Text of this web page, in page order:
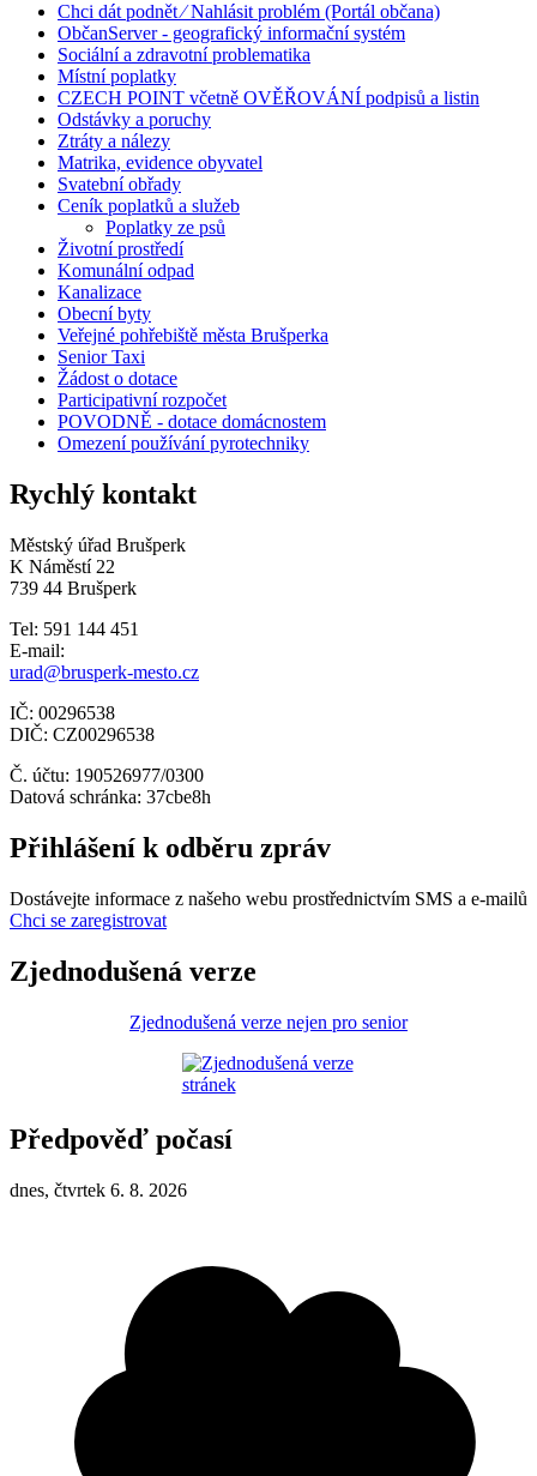
Chci dát podnět ⁄ Nahlásit problém (Portál občana)
ObčanServer - geografický informační systém
Sociální a zdravotní problematika
Místní poplatky
CZECH POINT včetně OVĚŘOVÁNÍ podpisů a listin
Odstávky a poruchy
Ztráty a nálezy
Matrika, evidence obyvatel
Svatební obřady
Ceník poplatků a služeb
Poplatky ze psů
Životní prostředí
Komunální odpad
Kanalizace
Obecní byty
Veřejné pohřebiště města Brušperka
Senior Taxi
Žádost o dotace
Participativní rozpočet
POVODNĚ - dotace domácnostem
Omezení používání pyrotechniky
Rychlý kontakt
Městský úřad Brušperk
K Náměstí 22
739 44 Brušperk
Tel: 591 144 451
E-mail:
urad@brusperk-mesto.cz
IČ: 00296538
DIČ: CZ00296538
Č. účtu: 190526977/0300
Datová schránka: 37cbe8h
Přihlášení k odběru zpráv
Dostávejte informace z našeho webu prostřednictvím SMS a e-mailů
Chci se zaregistrovat
Zjednodušená verze
Zjednodušená verze nejen pro senior
Předpověď počasí
dnes, čtvrtek 6. 8. 2026